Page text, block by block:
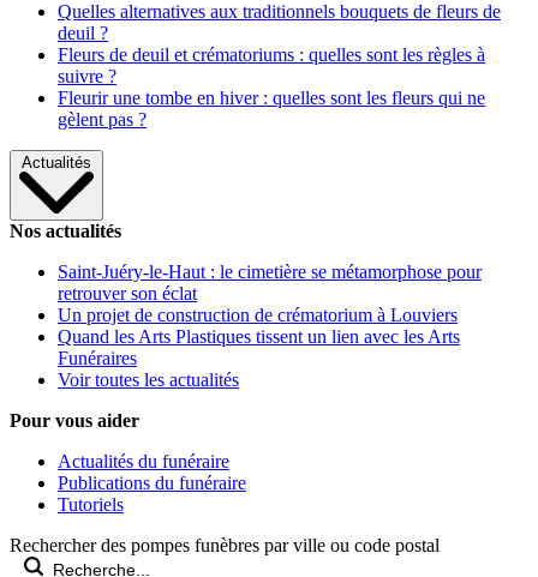
Quelles alternatives aux traditionnels bouquets de fleurs de
deuil ?
Fleurs de deuil et crématoriums : quelles sont les règles à
suivre ?
Fleurir une tombe en hiver : quelles sont les fleurs qui ne
gèlent pas ?
Actualités
Nos actualités
Saint-Juéry-le-Haut : le cimetière se métamorphose pour
retrouver son éclat
Un projet de construction de crématorium à Louviers
Quand les Arts Plastiques tissent un lien avec les Arts
Funéraires
Voir toutes les actualités
Pour vous aider
Actualités du funéraire
Publications du funéraire
Tutoriels
Rechercher des pompes funèbres par ville ou code postal